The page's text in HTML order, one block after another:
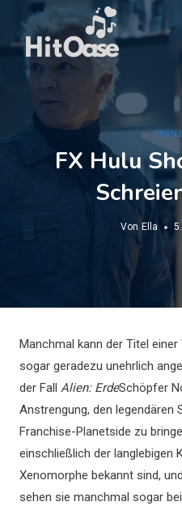
Inhalt
springen
FX Hulu
Von Ella
Manchmal kann der Titel
sogar geradezu unehrlich
der Fall Alien: ErdeSchöpfer
Anstrengung, den legendären
Franchise-Planetside zu
einschließlich der langlebigen
Xenomorphe bekannt sind, und
sehen sie manchmal sogar